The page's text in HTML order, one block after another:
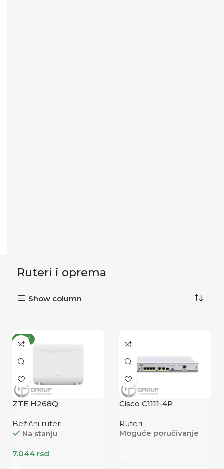
Ruteri i oprema
Show column
NEW
ZTE H268Q
Bežični ruteri
Na stanju
7.044 rsd
Cisco C1111-4P
Ruteri
Moguće poručivanje